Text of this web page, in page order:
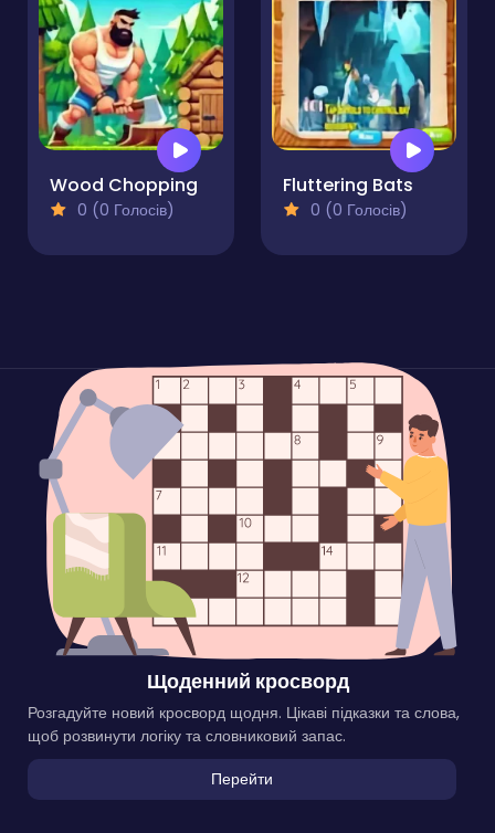
Wood Chopping
0 (0 Голосів)
Fluttering Bats
0 (0 Голосів)
Щоденний кросворд
Розгадуйте новий кросворд щодня. Цікаві підказки та слова,
щоб розвинути логіку та словниковий запас.
Перейти